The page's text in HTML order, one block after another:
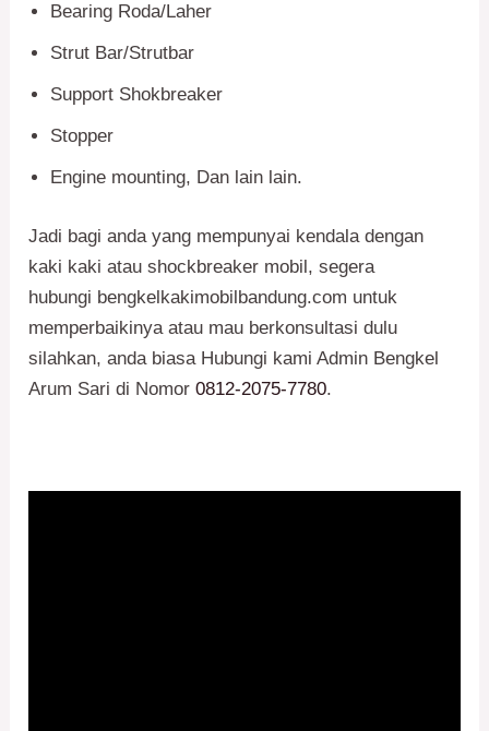
Bearing Roda/Laher
Strut Bar/Strutbar
Support Shokbreaker
Stopper
Engine mounting, Dan lain lain.
Jadi bagi anda yang mempunyai kendala dengan
kaki kaki atau shockbreaker mobil, segera
hubungi bengkelkakimobilbandung.com untuk
memperbaikinya atau mau berkonsultasi dulu
silahkan, anda biasa Hubungi kami Admin Bengkel
Arum Sari di Nomor0812-2075-7780.